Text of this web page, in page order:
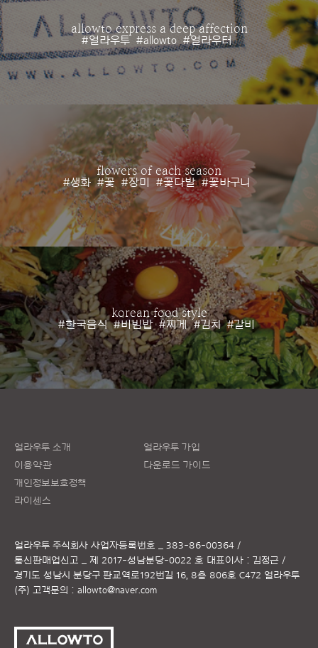
allowto express a deep affection
#얼라우투 #allowto #얼라우터
flowers of each season
#생화 #꽃 #장미 #꽃다발 #꽃바구니
korean food style
#한국음식 #비빔밥 #찌게 #김치 #갈비
얼라우투 소개
이용약관
개인정보보호정책
라이센스
얼라우투 가입
다운로드 가이드
얼라우투 주식회사 사업자등록번호 _ 383-86-00364 /
통신판매업신고 _ 제 2017-성남분당-0022 호 대표이사 : 김정근 /
경기도 성남시 분당구 판교역로192번길 16, 8층 806호 C472 얼라우투
(주) 고객문의 : allowto@naver.com